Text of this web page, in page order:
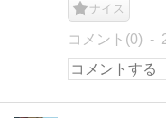
ナイス
コメント(0)